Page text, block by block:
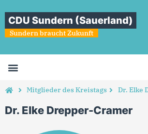
CDU Sundern (Sauerland)
Sundern braucht Zukunft
Mitglieder des Kreistags Dr. Elke
Dr. Elke Drepper-Cramer